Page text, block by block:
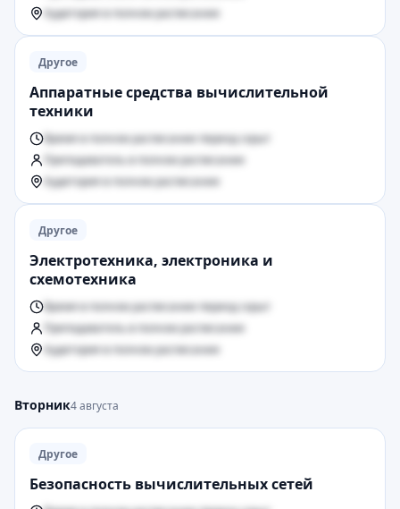
Аудитория в полном расписании
Другое
Аппаратные средства вычислительной
техники
Время в полном расписании период скрыт
Преподаватель в полном расписании
Аудитория в полном расписании
Другое
Электротехника, электроника и
схемотехника
Время в полном расписании период скрыт
Преподаватель в полном расписании
Аудитория в полном расписании
Вторник4 августа
Другое
Безопасность вычислительных сетей